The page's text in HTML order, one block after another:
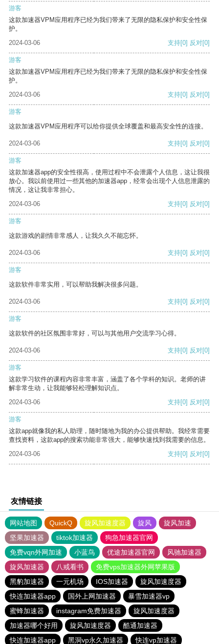
游客
这款加速器VPM应用程序已经为我们带来了无限的隐私保护和安全性保
护。
2024-03-06
支持[0] 反对[0]
游客
这款加速器VPM应用程序已经为我们带来了无限的隐私保护和安全性保
护。
2024-03-06
支持[0] 反对[0]
游客
这款加速器VPM应用程序可以给你提供全球覆盖和最高安全性的连接。
2024-03-06 支持[0] 反对[0]
游客
这款加速器app的安全性很高，使用过程中不会泄露个人信息，这让我很
放心。我以前使用过一些其他的加速器app，经常会出现个人信息泄露的
情况，这让我非常担心。
2024-03-06
支持[0] 反对[0]
游客
这款游戏的剧情非常感人，让我久久不能忘怀。
2024-03-06 支持[0] 反对[0]
游客
这款软件非常实用，可以帮助我解决很多问题。
2024-03-06 支持[0] 反对[0]
游客
这款软件的社区氛围非常好，可以与其他用户交流学习心得。
2024-03-06 支持[0] 反对[0]
游客
这款学习软件的课程内容非常丰富，涵盖了各个学科的知识。老师的讲
解非常生动，让我能够轻松理解知识点。
2024-03-06
支持[0] 反对[0]
游客
这款app就像我的私人助理，随时随地为我的办公提供帮助。我经常需要
查找资料，这款app的搜索功能非常强大，能够快速找到我需要的信息。
2024-03-06
支持[0] 反对[0]
友情链接
网站地图 QuickQ 旋风加速度器 旋风
旋风加速
坚果加速器
tiktok加速器
狗急加速器官网
免费vqn外网加速
小蓝鸟 优途加速器官网
风驰加速器
旋风加速器
八戒看书
免费vps加速器外网苹果版
黑豹加速器
一元机场 IOS加速器
旋风加速度器
快连加速器app
国外上网加速器
暴雪加速器vp
蜜蜂加速器
instagram免费加速器
旋风加速度器
加速器哪个好用
旋风加速度器
酷通加速器
快连加速器app
黑洞vp永久加速器 快连vp加速器